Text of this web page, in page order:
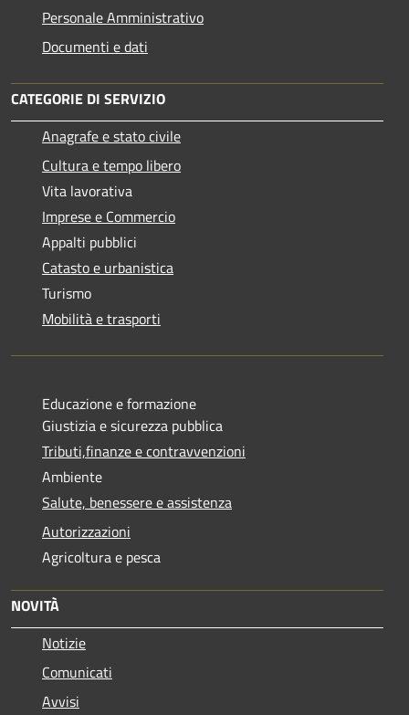
Personale Amministrativo
Documenti e dati
CATEGORIE DI SERVIZIO
Anagrafe e stato civile
Cultura e tempo libero
Vita lavorativa
Imprese e Commercio
Appalti pubblici
Catasto e urbanistica
Turismo
Mobilità e trasporti
Educazione e formazione
Giustizia e sicurezza pubblica
Tributi,finanze e contravvenzioni
Ambiente
Salute, benessere e assistenza
Autorizzazioni
Agricoltura e pesca
NOVITÀ
Notizie
Comunicati
Avvisi